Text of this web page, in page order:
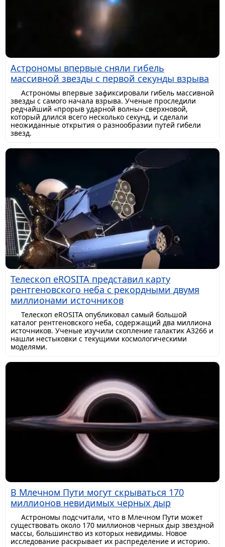
Астрономы впервые сняли гибель
массивной звезды с первой секунды взрыва
Астрономы впервые зафиксировали гибель массивной
звезды с самого начала взрыва. Ученые проследили
редчайший «прорыв ударной волны» сверхновой,
который длился всего несколько секунд, и сделали
неожиданные открытия о разнообразии путей гибели
звезд.
Телескоп eROSITA представил карту
рентгеновского неба с рекордными двумя
миллионами источников
Телескоп eROSITA опубликовал самый большой
каталог рентгеновского неба, содержащий два миллиона
источников. Ученые изучили скопление галактик A3266 и
нашли нестыковки с текущими космологическими
моделями.
В Млечном Пути могут скрываться 170
миллионов невидимых черных дыр
Астрономы подсчитали, что в Млечном Пути может
существовать около 170 миллионов черных дыр звездной
массы, большинство из которых невидимы. Новое
исследование раскрывает их распределение и историю.